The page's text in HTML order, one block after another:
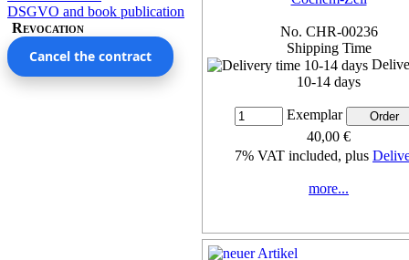
DSGVO and book publication
Revocation
Cancel the contract
No. CHR-00236
Shipping Time
10-14 days
Exemplar
40,00 €
7% VAT included, plus
more...